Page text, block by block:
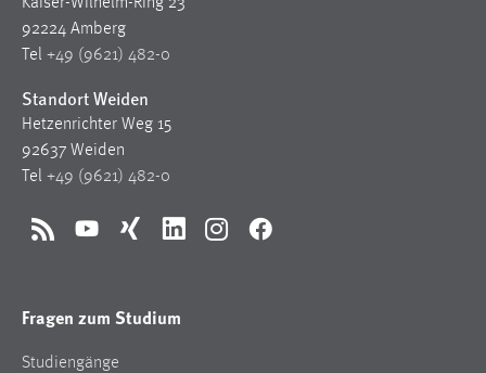
92224 Amberg
Tel +49 (9621) 482-0
Standort Weiden
Hetzenrichter Weg 15
92637 Weiden
Tel +49 (9621) 482-0
RSS YouTubeXing LinkedInInstagramFacebook
Fragen zum Studium
Studiengänge
1 Jahr
Name:
staticfilecache
Zweck:
gespeichert, ob man eingeloggt ist.
site-language-preference